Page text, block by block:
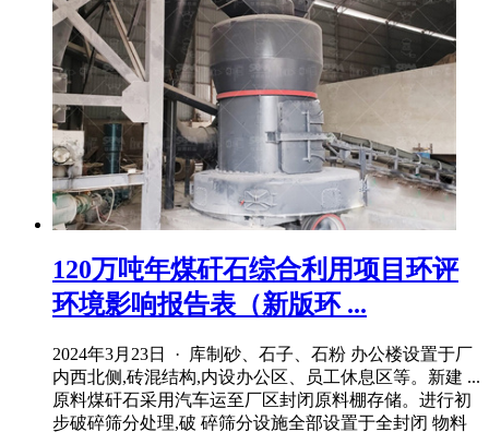
120万吨年煤矸石综合利用项目环评
环境影响报告表（新版环 ...
2024年3月23日 · 库制砂、石子、石粉 办公楼设置于厂
内西北侧,砖混结构,内设办公区、员工休息区等。新建 ...
原料煤矸石采用汽车运至厂区封闭原料棚存储。进行初
步破碎筛分处理,破 碎筛分设施全部设置于全封闭 物料